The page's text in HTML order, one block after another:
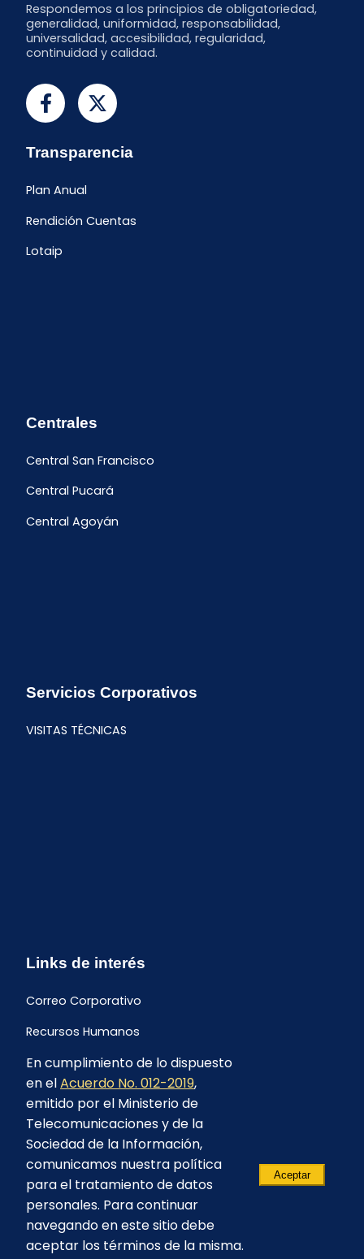
Respondemos a los principios de obligatoriedad,
generalidad, uniformidad, responsabilidad,
universalidad, accesibilidad, regularidad,
continuidad y calidad.
Transparencia
Plan Anual
Rendición Cuentas
Lotaip
Centrales
Central San Francisco
Central Pucará
Central Agoyán
Servicios Corporativos
VISITAS TÉCNICAS
Links de interés
Correo Corporativo
Recursos Humanos
Buzón de quejas y sugerencias
Formulario Contrataciones
En cumplimiento de lo dispuesto
en elAcuerdo No. 012-2019,
emitido por el Ministerio de
Telecomunicaciones y de la
Sociedad de la Información,
comunicamos nuestra política
para el tratamiento de datos
personales. Para continuar
navegando en este sitio debe
aceptar los términos de la misma.
Aceptar